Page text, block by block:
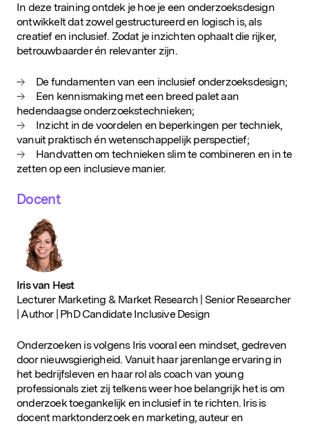
In deze training ontdek je hoe je een onderzoeksdesign
ontwikkelt dat zowel gestructureerd en logisch is, als
creatief en inclusief. Zodat je inzichten ophaalt die rijker,
betrouwbaarder én relevanter zijn.
De fundamenten van een inclusief onderzoeksdesign;
Een kennismaking met een breed palet aan
hedendaagse onderzoekstechnieken;
Inzicht in de voordelen en beperkingen per techniek,
vanuit praktisch én wetenschappelijk perspectief;
Handvatten om technieken slim te combineren en in te
zetten op een inclusieve manier.
Docent
Iris van Hest
Lecturer Marketing & Market Research | Senior Researcher
| Author | PhD Candidate Inclusive Design
Onderzoeken is volgens Iris vooral een mindset, gedreven
door nieuwsgierigheid. Vanuit haar jarenlange ervaring in
het bedrijfsleven en haar rol als coach van young
professionals ziet zij telkens weer hoe belangrijk het is om
onderzoek toegankelijk en inclusief in te richten. Iris is
docent marktonderzoek en marketing, auteur en